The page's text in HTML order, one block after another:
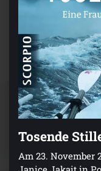
Tosende
Am 23. November